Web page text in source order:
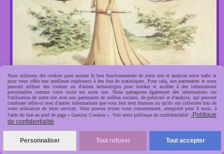
Nous utilisons des cookies pour assurer le bon fonctionnement de notre site et analyser notre trafic et
pour vous offrir une meilleure expérience à des fins de statistiques. Pour cela, nos partenaires et nous
peuvent utiliser des cookies ou d'autres technologies pour stocker et accéder à des informations
personnelles comme votre visite sur notre site. Nous partageons également des informations sur
l'utilisation de notre site avec nos partenaires de médias sociaux, de publicité et d'analyse, qui peuvent
combiner celles-ci avec d'autres informations que vous leur avez fournies ou qu'ils ont collectées lors de
votre utilisation de leurs services. Vous pouvez retirer votre consentement, enregistré pour 6 mois, à
l'aide du lien en pied de page « Gestion Cookies ». Voir notre politique de confidentialité : Politique
de confidentialité
Personnaliser Tout refuser Tout accepter